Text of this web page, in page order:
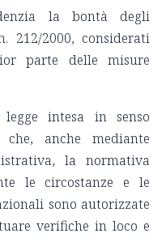
la bontà degli
212/2000, considerati
parte delle misure
intesa in senso
anche mediante
la normativa
le circostanze e le
sono autorizzate
verifiche in loco e